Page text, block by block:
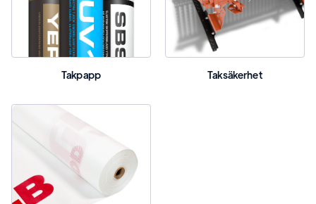
Takpapp Taksäkerhet